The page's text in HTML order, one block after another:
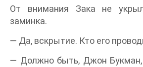
От внимания Зака не
заминка.
— Да, вскрытие. Кто его
— Должно быть, Джон Букман,